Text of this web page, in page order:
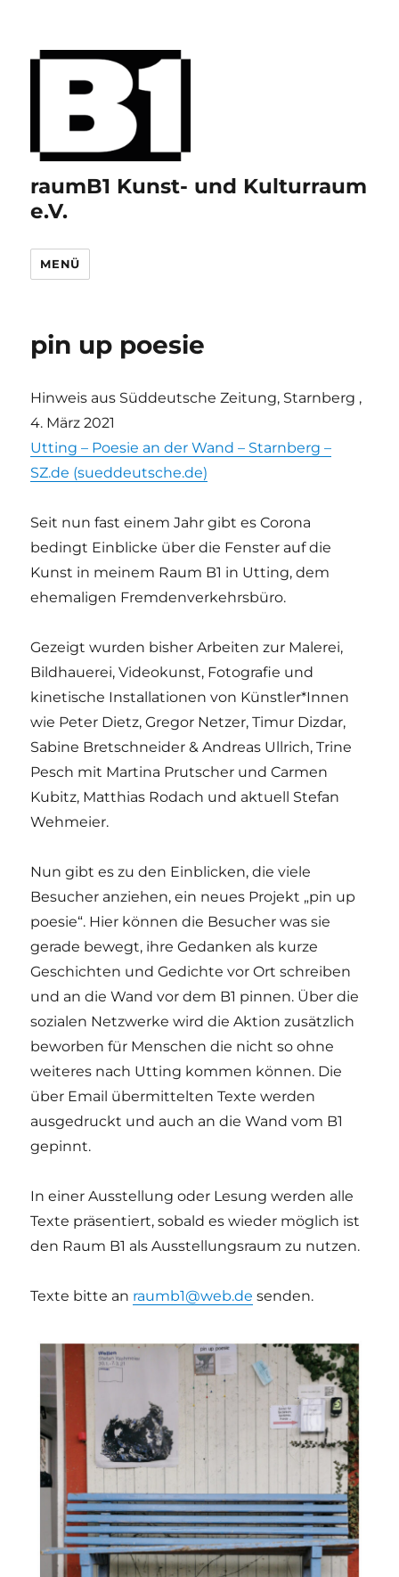
raumB1 Kunst- und Kulturraum
e.V.
MENÜ
pin up poesie
Hinweis aus Süddeutsche Zeitung, Starnberg ,
4. März 2021
Utting – Poesie an der Wand – Starnberg –
SZ.de (sueddeutsche.de)
Seit nun fast einem Jahr gibt es Corona
bedingt Einblicke über die Fenster auf die
Kunst in meinem Raum B1 in Utting, dem
ehemaligen Fremdenverkehrsbüro.
Gezeigt wurden bisher Arbeiten zur Malerei,
Bildhauerei, Videokunst, Fotografie und
kinetische Installationen von Künstler*Innen
wie Peter Dietz, Gregor Netzer, Timur Dizdar,
Sabine Bretschneider & Andreas Ullrich, Trine
Pesch mit Martina Prutscher und Carmen
Kubitz, Matthias Rodach und aktuell Stefan
Wehmeier.
Nun gibt es zu den Einblicken, die viele
Besucher anziehen, ein neues Projekt „pin up
poesie“. Hier können die Besucher was sie
gerade bewegt, ihre Gedanken als kurze
Geschichten und Gedichte vor Ort schreiben
und an die Wand vor dem B1 pinnen. Über die
sozialen Netzwerke wird die Aktion zusätzlich
beworben für Menschen die nicht so ohne
weiteres nach Utting kommen können. Die
über Email übermittelten Texte werden
ausgedruckt und auch an die Wand vom B1
gepinnt.
In einer Ausstellung oder Lesung werden alle
Texte präsentiert, sobald es wieder möglich ist
den Raum B1 als Ausstellungsraum zu nutzen.
Texte bitte an raumb1@web.de senden.